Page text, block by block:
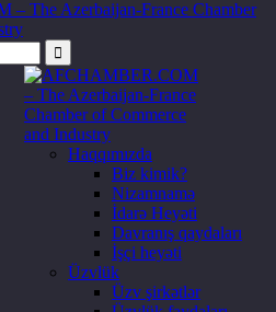
Haqqımızda
Biz kimik?
Nizamnamə
İdarə Heyəti
Davranış qaydaları
İşçi heyəti
Üzvlük
Üzv şirkətlər